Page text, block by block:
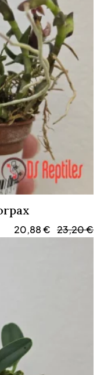
20,88€ 23,20€